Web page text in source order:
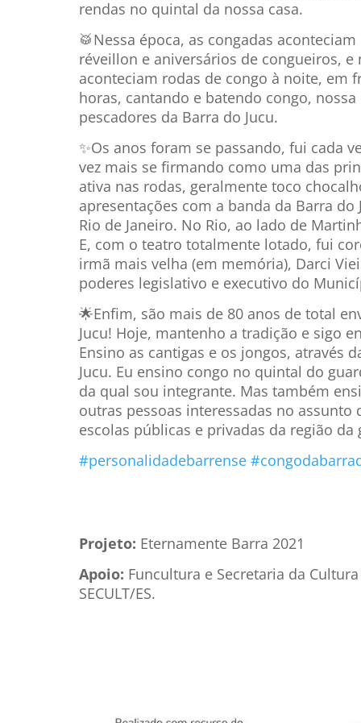
rendas no quintal da nossa casa.
🥁Nessa época, as congadas
réveillon e aniversários de congueiros,
aconteciam rodas de congo à noite, em
horas, cantando e batendo congo,
pescadores da Barra do Jucu.
✨Os anos foram se passando, fui cada
vez mais se firmando como uma das
ativa nas rodas, geralmente toco
apresentações com a banda da Barra
Rio de Janeiro. No Rio, ao lado de
E, com o teatro totalmente lotado, fui
irmã mais velha (em memória), Darci
poderes legislativo e executivo do
🌟Enfim, são mais de 80 anos de total
Jucu! Hoje, mantenho a tradição e sigo
Ensino as cantigas e os jongos, através
Jucu. Eu ensino congo no quintal do
da qual sou integrante. Mas também
outras pessoas interessadas no
escolas públicas e privadas da região
#personalidadebarrense
Projeto: Eternamente Barra 2021
Apoio: Funcultura e Secretaria da
SECULT/ES.